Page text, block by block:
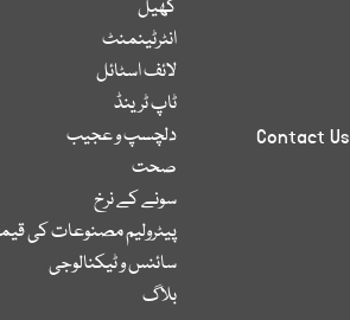
Contact Us
کھیل
انٹرٹینمنٹ
لائف اسٹائل
ٹاپ ٹرینڈ
دلچسپ و عجیب
صحت
سونے کے نرخ
پیٹرولیم مصنوعات کی
سائنس و ٹیکنالوجی
بلاگ